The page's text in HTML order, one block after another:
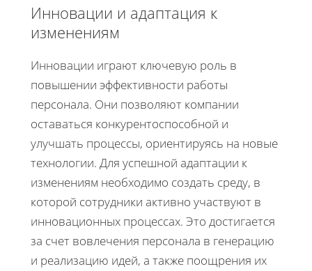
Инновации и адаптация к
изменениям
Инновации играют ключевую роль в
повышении эффективности работы
персонала. Они позволяют компании
оставаться конкурентоспособной и
улучшать процессы, ориентируясь на новые
технологии. Для успешной адаптации к
изменениям необходимо создать среду, в
которой сотрудники активно участвуют в
инновационных процессах. Это достигается
за счет вовлечения персонала в генерацию
и реализацию идей, а также поощрения их